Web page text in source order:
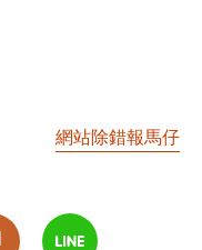
網站除錯報馬仔